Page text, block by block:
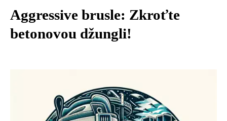
Aggressive brusle: Zkroťte
betonovou džungli!